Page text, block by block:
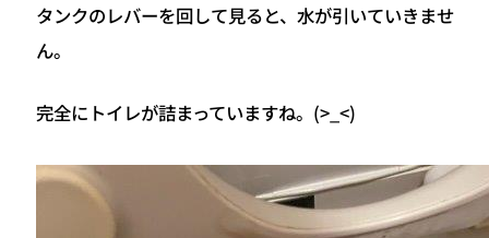
タンクのレバーを回して見ると、水が引いていきませ
ん。
完全にトイレが詰まっていますね。(>_<)